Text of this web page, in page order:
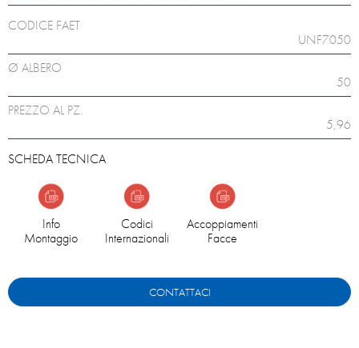
CODICE FAET
UNF7050
Ø ALBERO
50
PREZZO AL PZ.
5,96
SCHEDA TECNICA
Info
Montaggio
Codici
Internazionali
Accoppiamenti
Facce
CONTATTACI